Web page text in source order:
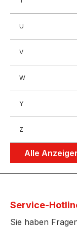
U
V
W
Y
Z
Alle
Service-
Sie haben